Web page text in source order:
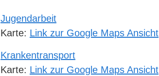
Jugendarbeit
Karte: Link zur Google Maps Ansicht
Krankentransport
Karte: Link zur Google Maps Ansicht